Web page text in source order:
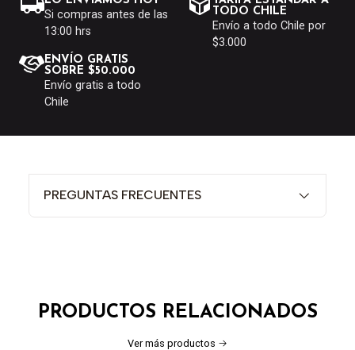
Si compras antes de las
13:00 hrs
TODO CHILE
Envío a todo Chile por
$3.000
ENVÍO GRATIS
SOBRE $50.000
Envío gratis a todo
Chile
PREGUNTAS FRECUENTES
PRODUCTOS RELACIONADOS
Ver más productos